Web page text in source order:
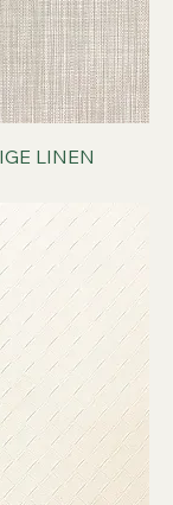
LINEN